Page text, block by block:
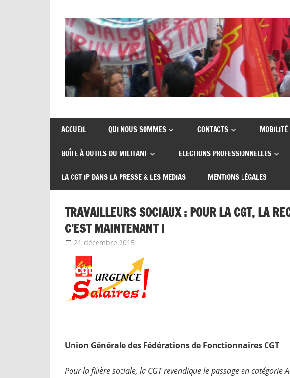
content
CGT
insertion
probation
de
syndicats
insertion
ACCUEIL QUI NOUS SOMMES CONTACTS MOBILITÉ
BOÎTE À OUTILS DU MILITANT ELECTIONS PROFESSIONNELLES
LA CGT IP DANS LA PRESSE & LES MEDIAS MENTIONS LÉGALES
TRAVAILLEURS SOCIAUX : POUR LA CGT, LA
C’EST MAINTENANT !
21 décembre 2015
Union Générale des Fédérations de Fonctionnaires CGT
Pour la filière sociale, la CGT revendique le passage en catégorie